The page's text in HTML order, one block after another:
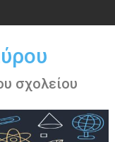
σχολείου